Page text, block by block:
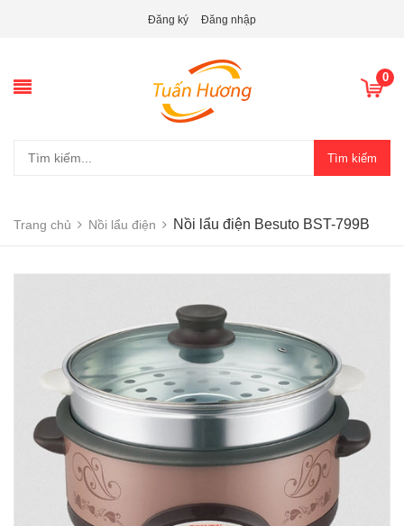
Đăng ký Đăng nhập
0
Tìm kiếm
Trang chủ Nồi lẩu điện Nồi lẩu điện Besuto BST-799B